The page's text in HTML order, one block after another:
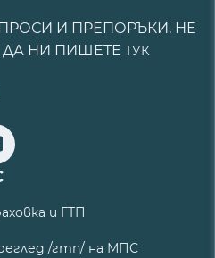
И ПРЕПОРЪКИ, НЕ
ДА НИ ПИШЕТЕ ТУК
и ГТП
/гтп/ на МПС